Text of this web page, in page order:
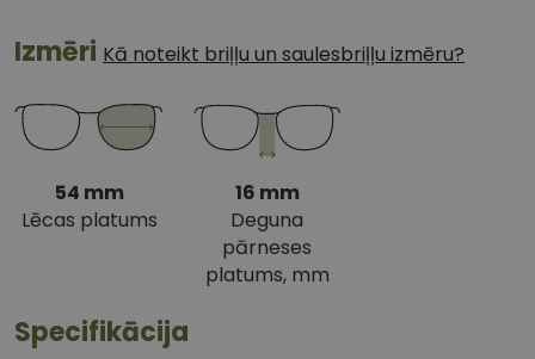
Izmēri Kā noteikt briļļu un saulesbriļļu izmēru?
54 mm
Lēcas platums
16 mm
Deguna
pārneses
platums, mm
Specifikācija